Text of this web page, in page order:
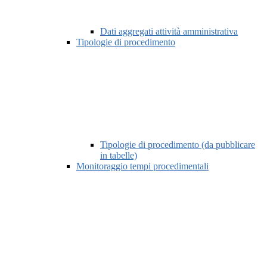
Dati aggregati attività amministrativa
Tipologie di procedimento
Tipologie di procedimento (da pubblicare
in tabelle)
Monitoraggio tempi procedimentali